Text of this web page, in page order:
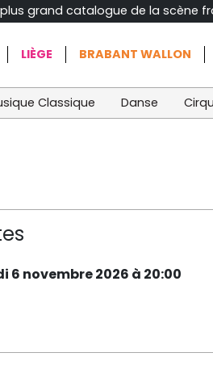
plus grand catalogue de la scène
LIÈGE BRABANT WALLON
Classique Danse
6 novembre 2026 à 20:00